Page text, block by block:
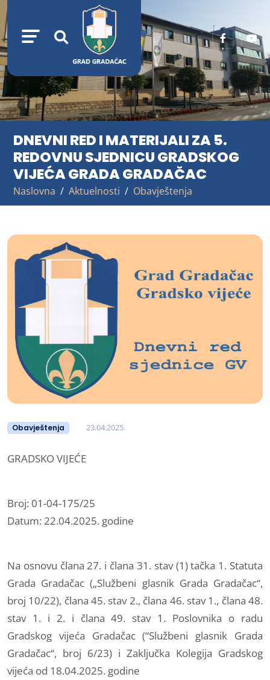
DNEVNI RED I MATERIJALI ZA 5.
REDOVNU SJEDNICU GRADSKOG
VIJEĆA GRADA GRADAČAC
Naslovna Aktuelnosti Obavještenja
Obavještenja 23.04.2025.
GRADSKO VIJEĆE
Broj: 01-04-175/25
Datum: 22.04.2025. godine
Na osnovu člana 27. i člana 31. stav (1) tačka 1. Statuta
Grada Gradačac („Službeni glasnik Grada Gradačac“,
broj 10/22), člana 45. stav 2., člana 46. stav 1., člana 48.
stav 1. i 2. i člana 49. stav 1. Poslovnika o radu
Gradskog vijeća Gradačac (“Službeni glasnik Grada
Gradačac“, broj 6/23) i Zaključka Kolegija Gradskog
vijeća od 18.04.2025. godine